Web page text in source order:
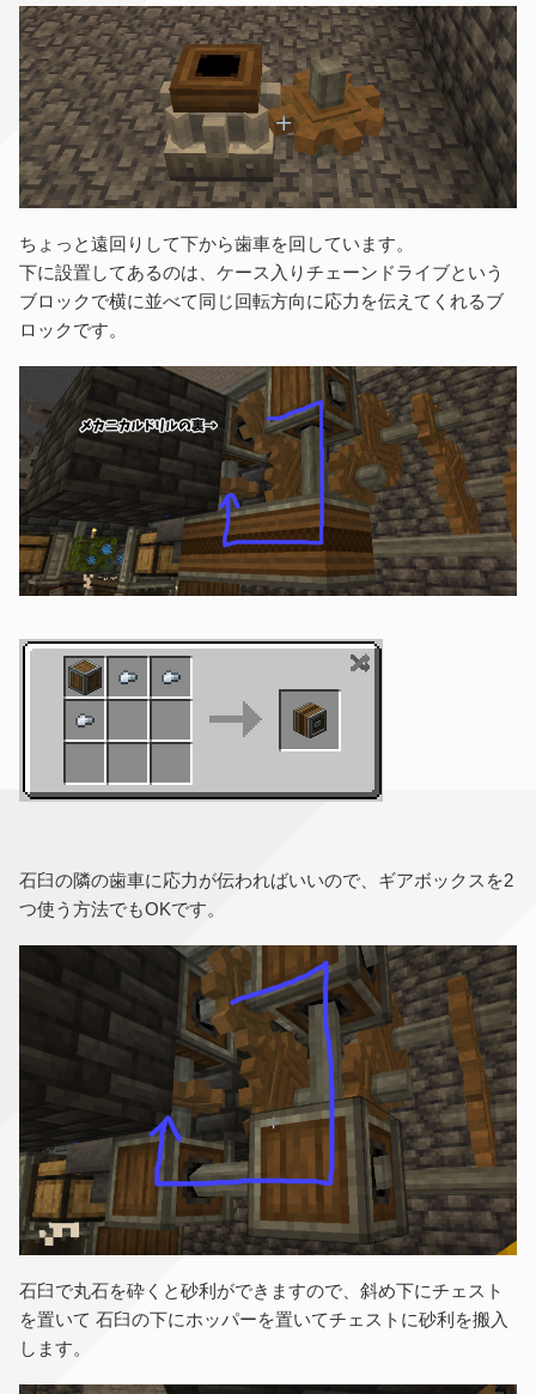
ちょっと遠回りして下から歯車を回しています。
下に設置してあるのは、ケース入りチェーンドライブという
ブロックで横に並べて同じ回転方向に応力を伝えてくれるブ
ロックです。
石臼の隣の歯車に応力が伝わればいいので、ギアボックスを2
つ使う方法でもOKです。
石臼で丸石を砕くと砂利ができますので、斜め下にチェスト
を置いて 石臼の下にホッパーを置いてチェストに砂利を搬入
します。